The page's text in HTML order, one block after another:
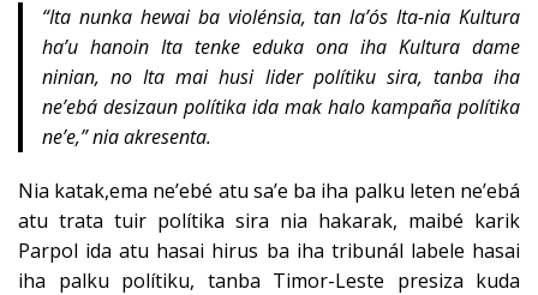
“Ita nunka hewai ba violénsia, tan la’ós Ita-nia Kultura
ha’u hanoin Ita tenke eduka ona iha Kultura dame
ninian, no Ita mai husi lider polítiku sira, tanba iha
ne’ebá desizaun polítika ida mak halo kampaña polítika
ne’e,” nia akresenta.
Nia katak,ema ne’ebé atu sa’e ba iha palku leten ne’ebá
atu trata tuir polítika sira nia hakarak, maibé karik
Parpol ida atu hasai hirus ba iha tribunál labele hasai
iha palku polítiku, tanba Timor-Leste presiza kuda